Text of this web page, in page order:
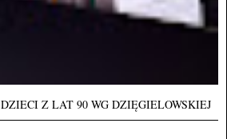
Z LAT 90 WG DZIĘGIELOWSKIEJ